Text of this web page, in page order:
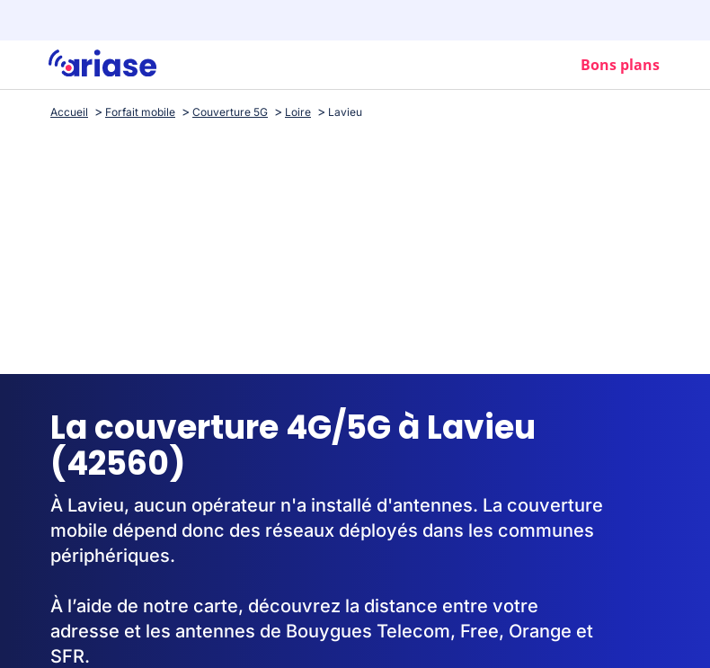
Bons plans
Accueil Forfait mobile Couverture 5G Loire Lavieu
La couverture 4G/5G à Lavieu
(42560)
À Lavieu, aucun opérateur n'a installé d'antennes. La couverture
mobile dépend donc des réseaux déployés dans les communes
périphériques.
À l’aide de notre carte, découvrez la distance entre votre
adresse et les antennes de Bouygues Telecom, Free, Orange et
SFR.